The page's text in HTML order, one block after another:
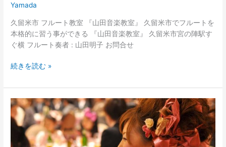
Yamada
久留米市 フルート教室 『山田音楽教室』 久留米市でフルートを
本格的に習う事ができる 『山田音楽教室』 久留米市宮の陣駅す
ぐ横 フルート奏者 : 山田明子 お問合せ
続きを読む »
Akiko
Yamada
Flute
Lesson